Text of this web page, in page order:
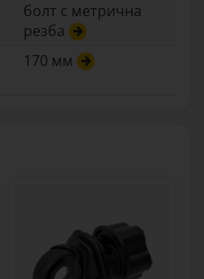
болт с метрична
резба
170 мм